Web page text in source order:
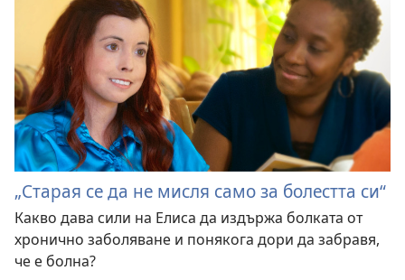
„Старая се да не мисля само за болестта си“
Какво дава сили на Елиса да издържа болката от
хронично заболяване и понякога дори да забравя,
че е болна?